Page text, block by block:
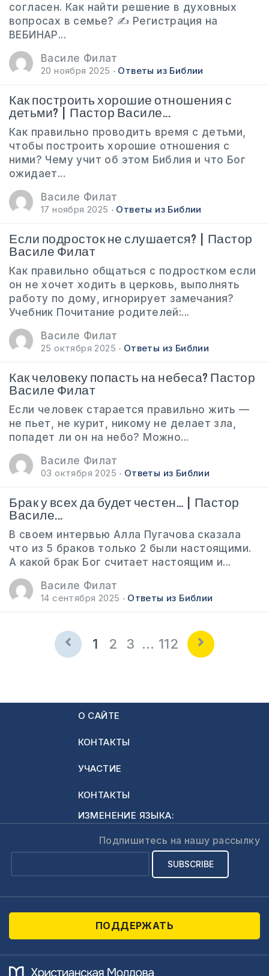
согласен. Как найти решение в духовных
вопросах в семье? ✍️ Регистрация на
ВЕБИНАР...
Василе Филат
20 ноября 2025 Ответы из Библии
Как построить хорошие отношения с
детьми? | Пастор Василе...
Как правильно проводить время с детьми,
чтобы построить хорошие отношения с
ними? Чему учит об этом Библия и что Бог
ожидает...
Василе Филат
17 ноября 2025 Ответы из Библии
Если подросток не слушается? | Пастор
Василе Филат
Как правильно общаться с подростком если
он не хочет ходить в церковь, выполнять
работу по дому, игнорирует замечания?
Учебник Почитание родителей:...
Василе Филат
25 октября 2025 Ответы из Библии
Как человеку попасть на небеса? Пастор
Василе Филат
Если человек старается правильно жить —
не пьет, не курит, никому не делает зла,
попадет ли он на небо? Можно...
Василе Филат
03 октября 2025 Ответы из Библии
Брак у всех да будет честен… | Пастор
Василе...
В своем интервью Алла Пугачова сказала
что из 5 браков только 2 были настоящими.
А какой брак Бог считает настоящим и...
Василе Филат
14 сентября 2025 Ответы из Библии
1 2 3 … 112
О САЙТЕ
КОНТАКТЫ
УЧАСТИЕ
КОНТАКТЫ
ИЗМЕНЕНИЕ ЯЗЫКА:
Подпишитесь на нашу рассылку
ПОДДЕРЖАТЬ